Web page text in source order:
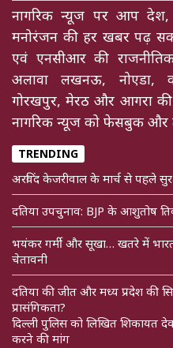
नागरिक न्यूज पर आप देश,
मनोरंजन की हर खबर पढ़
एवं एनसीआर की
अलावा लखनऊ, नोएडा,
गोरखपुर, मेरठ और आगरा
नागरिक न्यूज को फेसबुक और
TRENDING
अरविंद केजरीवाल के मार्च से पहले
दतिया उपचुनाव: BJP के आशुतोष
भयंकर गर्मी और सूखा… खतरे में
चेतावनी
दतिया की जीत और मध्य प्रदेश की
प्रासंगिकता?
दिल्ली पुलिस को लिखित शिकायत
करने की मांग